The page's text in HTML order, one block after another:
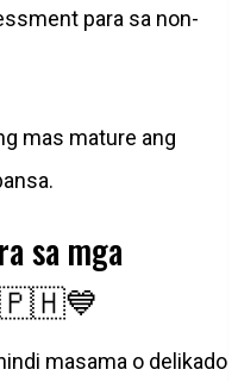
para sa non-
mas mature ang
sa mga
🇵🇭💙
masama o delikado